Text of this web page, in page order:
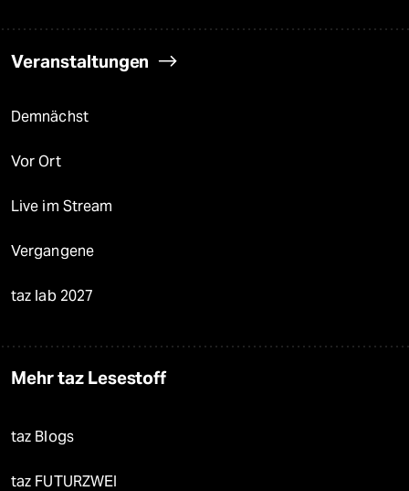
Veranstaltungen
Demnächst
Vor Ort
Live im Stream
Vergangene
taz lab 2027
Mehr taz Lesestoff
taz Blogs
taz FUTURZWEI